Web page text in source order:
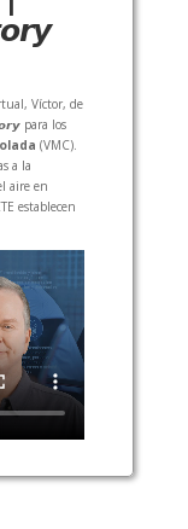
Víctor, de
para los
(VMC).
a la
aire en
establecen